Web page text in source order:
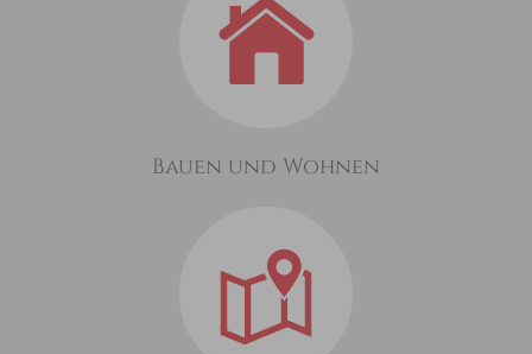
Bauen und Wohnen